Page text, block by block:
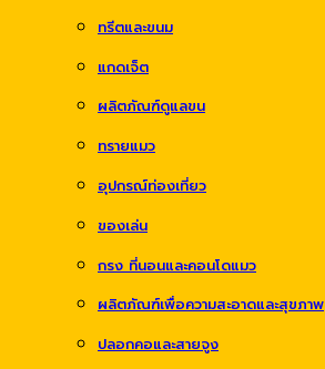
ทรีตและขนม
แกดเจ็ต
ผลิตภัณฑ์ดูแลขน
ทรายแมว
อุปกรณ์ท่องเที่ยว
ของเล่น
กรง ที่นอนและคอนโดแมว
ผลิตภัณฑ์เพื่อความสะอาดและสุขภาพ
ปลอกคอและสายจูง